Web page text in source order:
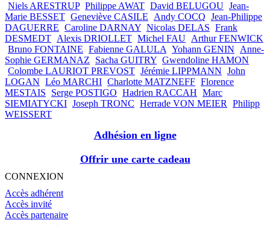
Niels ARESTRUP Philippe AWAT David BELUGOU Jean-
Marie BESSET Geneviève CASILE Andy COCQ Jean-Philippe
DAGUERRE Caroline DARNAY Nicolas DELAS Frank
DESMEDT Alexis DRIOLLET Michel FAU Arthur FENWICK
Bruno FONTAINE Fabienne GALULA Yohann GENIN
Anne-
Sophie GERMANAZ
Sacha GUITRY Gwendoline HAMON
Colombe LAURIOT PREVOST Jérémie LIPPMANN John
LOGAN Léo MARCHI Charlotte MATZNEFF Florence
MESTAIS
Serge POSTIGO Hadrien RACCAH Marc
SIEMIATYCKI Joseph TRONC Herrade VON MEIER
Philipp
WEISSERT
Adhésion en ligne
Offrir une carte cadeau
CONNEXION
Accès adhérent
Accès invité
Accès partenaire